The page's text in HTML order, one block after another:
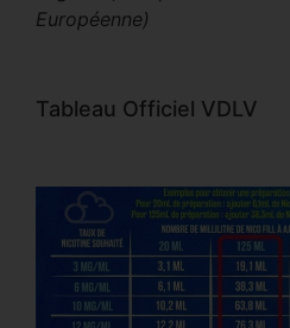
Européenne)
Tableau Officiel VDLV